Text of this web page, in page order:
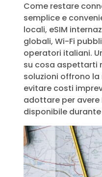
Come restare
semplice e
locali, eSIM
globali, Wi-Fi
operatori italiani.
su cosa aspettarti
soluzioni offrono
evitare costi
adottare per
disponibile